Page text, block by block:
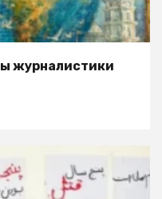
журналистики